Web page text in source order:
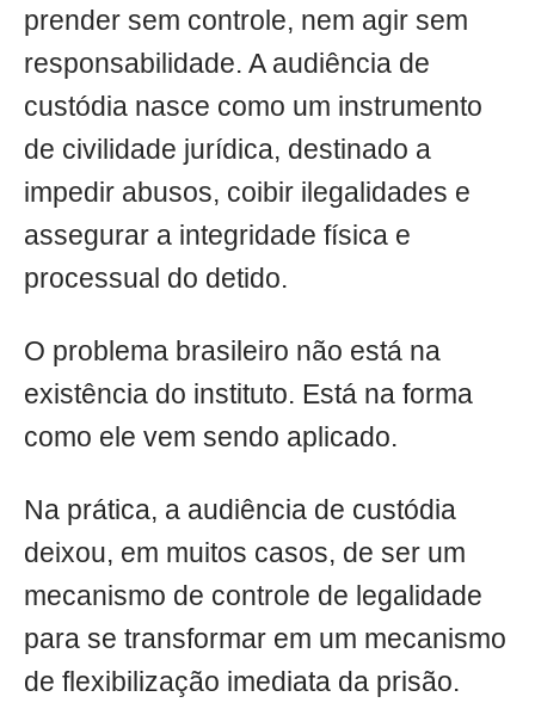
prender sem controle, nem agir sem
responsabilidade. A audiência de
custódia nasce como um instrumento
de civilidade jurídica, destinado a
impedir abusos, coibir ilegalidades e
assegurar a integridade física e
processual do detido.
O problema brasileiro não está na
existência do instituto. Está na forma
como ele vem sendo aplicado.
Na prática, a audiência de custódia
deixou, em muitos casos, de ser um
mecanismo de controle de legalidade
para se transformar em um mecanismo
de flexibilização imediata da prisão.